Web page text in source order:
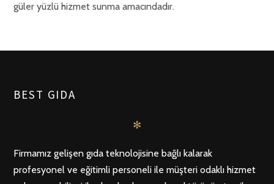
güler yüzlü hizmet sunma amacındadır.
BEST GIDA
✻
Firmamız gelişen gıda teknolojisine bağlı kalarak
profesyonel ve eğitimli personeli ile müşteri odaklı hizmet